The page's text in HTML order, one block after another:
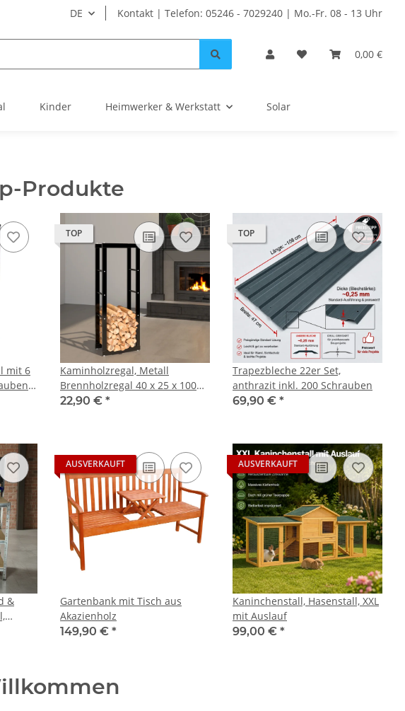
DE Kontakt | Telefon: 05246 - 7029240 | Mo.-Fr. 08 - 13 Uhr
0,00 €
Kinder Heimwerker & Werkstatt Solar
Produkte
mit 6
TOP
Kaminholzregal, Metall
Brennholzregal 40 x 25 x 100
cm
22,90 € *
TOP
Trapezbleche 22er Set,
anthrazit inkl. 200 Schrauben
69,90 € *
&
AUSVERKAUFT
Gartenbank mit Tisch aus
Akazienholz
149,90 € *
AUSVERKAUFT
Kaninchenstall, Hasenstall, XXL
mit Auslauf
99,00 € *